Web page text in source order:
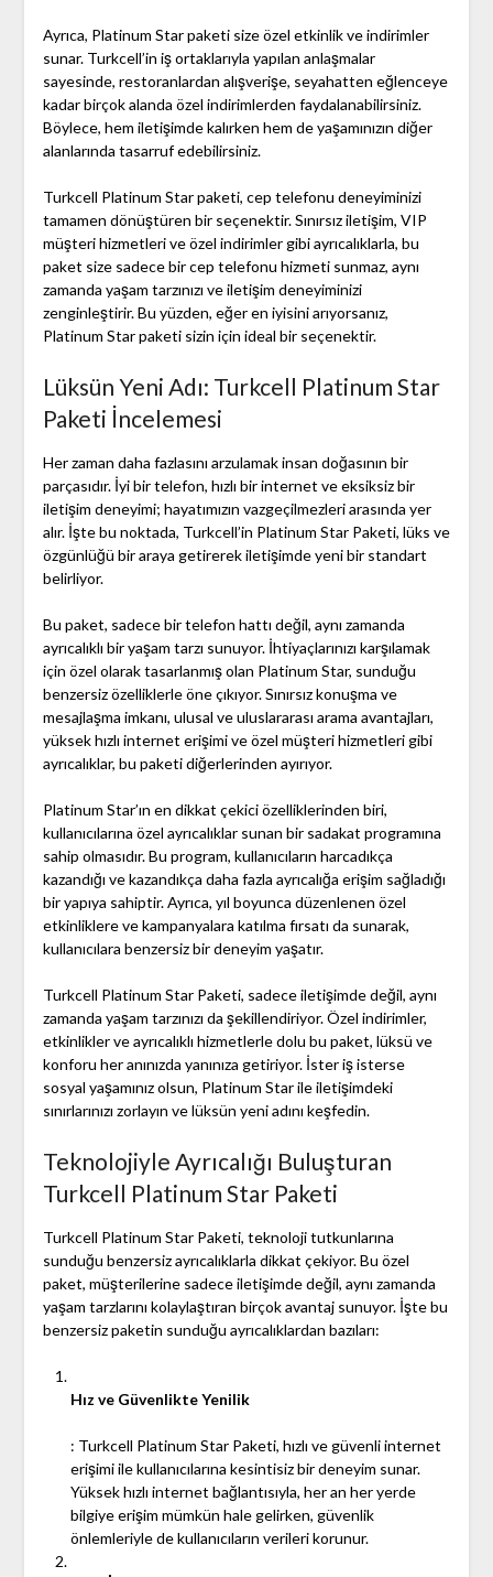
Ayrıca, Platinum Star paketi size özel etkinlik ve indirimler
sunar. Turkcell’in iş ortaklarıyla yapılan anlaşmalar
sayesinde, restoranlardan alışverişe, seyahatten eğlenceye
kadar birçok alanda özel indirimlerden faydalanabilirsiniz.
Böylece, hem iletişimde kalırken hem de yaşamınızın diğer
alanlarında tasarruf edebilirsiniz.
Turkcell Platinum Star paketi, cep telefonu deneyiminizi
tamamen dönüştüren bir seçenektir. Sınırsız iletişim, VIP
müşteri hizmetleri ve özel indirimler gibi ayrıcalıklarla, bu
paket size sadece bir cep telefonu hizmeti sunmaz, aynı
zamanda yaşam tarzınızı ve iletişim deneyiminizi
zenginleştirir. Bu yüzden, eğer en iyisini arıyorsanız,
Platinum Star paketi sizin için ideal bir seçenektir.
Lüksün Yeni Adı: Turkcell Platinum Star
Paketi İncelemesi
Her zaman daha fazlasını arzulamak insan doğasının bir
parçasıdır. İyi bir telefon, hızlı bir internet ve eksiksiz bir
iletişim deneyimi; hayatımızın vazgeçilmezleri arasında yer
alır. İşte bu noktada, Turkcell’in Platinum Star Paketi, lüks ve
özgünlüğü bir araya getirerek iletişimde yeni bir standart
belirliyor.
Bu paket, sadece bir telefon hattı değil, aynı zamanda
ayrıcalıklı bir yaşam tarzı sunuyor. İhtiyaçlarınızı karşılamak
için özel olarak tasarlanmış olan Platinum Star, sunduğu
benzersiz özelliklerle öne çıkıyor. Sınırsız konuşma ve
mesajlaşma imkanı, ulusal ve uluslararası arama avantajları,
yüksek hızlı internet erişimi ve özel müşteri hizmetleri gibi
ayrıcalıklar, bu paketi diğerlerinden ayırıyor.
Platinum Star’ın en dikkat çekici özelliklerinden biri,
kullanıcılarına özel ayrıcalıklar sunan bir sadakat programına
sahip olmasıdır. Bu program, kullanıcıların harcadıkça
kazandığı ve kazandıkça daha fazla ayrıcalığa erişim sağladığı
bir yapıya sahiptir. Ayrıca, yıl boyunca düzenlenen özel
etkinliklere ve kampanyalara katılma fırsatı da sunarak,
kullanıcılara benzersiz bir deneyim yaşatır.
Turkcell Platinum Star Paketi, sadece iletişimde değil, aynı
zamanda yaşam tarzınızı da şekillendiriyor. Özel indirimler,
etkinlikler ve ayrıcalıklı hizmetlerle dolu bu paket, lüksü ve
konforu her anınızda yanınıza getiriyor. İster iş isterse
sosyal yaşamınız olsun, Platinum Star ile iletişimdeki
sınırlarınızı zorlayın ve lüksün yeni adını keşfedin.
Teknolojiyle Ayrıcalığı Buluşturan
Turkcell Platinum Star Paketi
Turkcell Platinum Star Paketi, teknoloji tutkunlarına
sunduğu benzersiz ayrıcalıklarla dikkat çekiyor. Bu özel
paket, müşterilerine sadece iletişimde değil, aynı zamanda
yaşam tarzlarını kolaylaştıran birçok avantaj sunuyor. İşte bu
benzersiz paketin sunduğu ayrıcalıklardan bazıları:
Hız ve Güvenlikte Yenilik
: Turkcell Platinum Star Paketi, hızlı ve güvenli internet
erişimi ile kullanıcılarına kesintisiz bir deneyim sunar.
Yüksek hızlı internet bağlantısıyla, her an her yerde
bilgiye erişim mümkün hale gelirken, güvenlik
önlemleriyle de kullanıcıların verileri korunur.